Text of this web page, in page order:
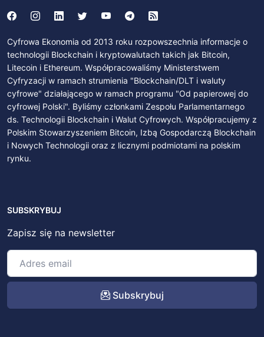
Cyfrowa Ekonomia od 2013 roku rozpowszechnia informacje o
technologii Blockchain i kryptowalutach takich jak Bitcoin,
Litecoin i Ethereum. Współpracowaliśmy Ministerstwem
Cyfryzacji w ramach strumienia "Blockchain/DLT i waluty
cyfrowe" działającego w ramach programu "Od papierowej do
cyfrowej Polski". Byliśmy członkami Zespołu Parlamentarnego
ds. Technologii Blockchain i Walut Cyfrowych. Współpracujemy z
Polskim Stowarzyszeniem Bitcoin, Izbą Gospodarczą Blockchain
i Nowych Technologii oraz z licznymi podmiotami na polskim
rynku.
SUBSKRYBUJ
Zapisz się na newsletter
Subskrybuj